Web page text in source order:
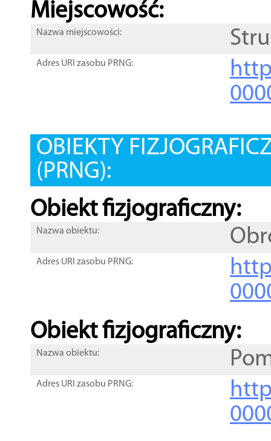
Miejscowość:
Nazwa miejscowości:
Adres URI zasobu PRNG:
OBIEKTY
(PRNG):
Obiekt fizjograficzny:
Nazwa obiektu:
Adres URI zasobu PRNG:
Obiekt fizjograficzny:
Nazwa obiektu:
Adres URI zasobu PRNG: